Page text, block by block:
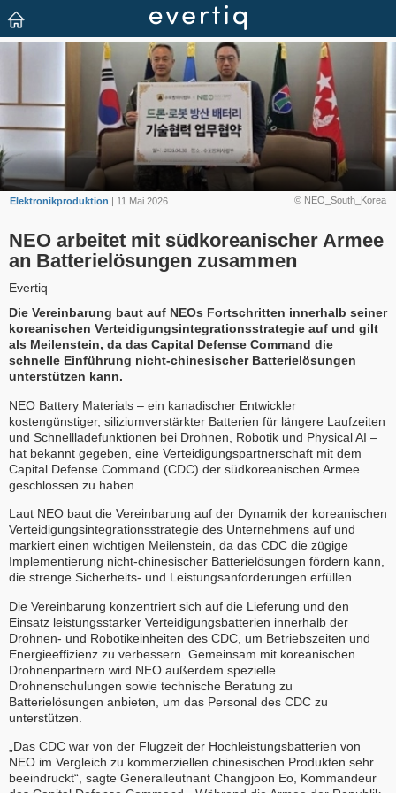
© NEO_South_Korea
Elektronikproduktion | 11 Mai 2026
NEO arbeitet mit südkoreanischer Armee
an Batterielösungen zusammen
Evertiq
Die Vereinbarung baut auf NEOs Fortschritten innerhalb seiner
koreanischen Verteidigungsintegrationsstrategie auf und gilt
als Meilenstein, da das Capital Defense Command die
schnelle Einführung nicht-chinesischer Batterielösungen
unterstützen kann.
NEO Battery Materials – ein kanadischer Entwickler
kostengünstiger, siliziumverstärkter Batterien für längere Laufzeiten
und Schnellladefunktionen bei Drohnen, Robotik und Physical AI –
hat bekannt gegeben, eine Verteidigungspartnerschaft mit dem
Capital Defense Command (CDC) der südkoreanischen Armee
geschlossen zu haben.
Laut NEO baut die Vereinbarung auf der Dynamik der koreanischen
Verteidigungsintegrationsstrategie des Unternehmens auf und
markiert einen wichtigen Meilenstein, da das CDC die zügige
Implementierung nicht-chinesischer Batterielösungen fördern kann,
die strenge Sicherheits- und Leistungsanforderungen erfüllen.
Die Vereinbarung konzentriert sich auf die Lieferung und den
Einsatz leistungsstarker Verteidigungsbatterien innerhalb der
Drohnen- und Robotikeinheiten des CDC, um Betriebszeiten und
Energieeffizienz zu verbessern. Gemeinsam mit koreanischen
Drohnenpartnern wird NEO außerdem spezielle
Drohnenschulungen sowie technische Beratung zu
Batterielösungen anbieten, um das Personal des CDC zu
unterstützen.
„Das CDC war von der Flugzeit der Hochleistungsbatterien von
NEO im Vergleich zu kommerziellen chinesischen Produkten sehr
beeindruckt“, sagte Generalleutnant Changjoon Eo, Kommandeur